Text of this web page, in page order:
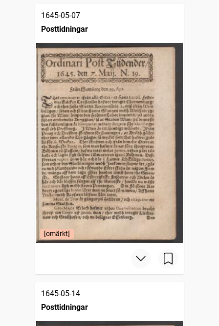
1645-05-07
Posttidningar
[omärkt]
1645-05-14
Posttidningar